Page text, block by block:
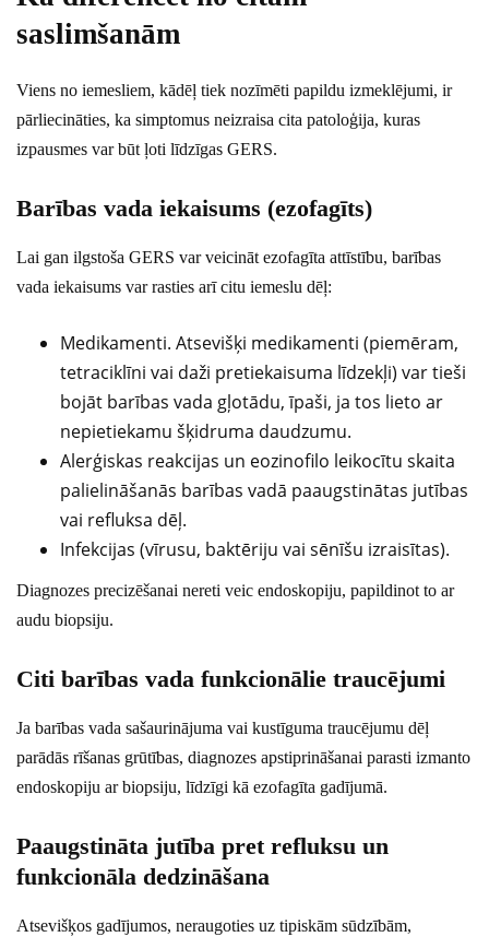
saslimšanām
Viens no iemesliem, kādēļ tiek nozīmēti papildu izmeklējumi, ir
pārliecināties, ka simptomus neizraisa cita patoloģija, kuras
izpausmes var būt ļoti līdzīgas GERS.
Barības vada iekaisums (ezofagīts)
Lai gan ilgstoša GERS var veicināt ezofagīta attīstību, barības
vada iekaisums var rasties arī citu iemeslu dēļ:
Medikamenti. Atsevišķi medikamenti (piemēram,
tetraciklīni vai daži pretiekaisuma līdzekļi) var tieši
bojāt barības vada gļotādu, īpaši, ja tos lieto ar
nepietiekamu šķidruma daudzumu.
Alerģiskas reakcijas un eozinofilo leikocītu skaita
palielināšanās barības vadā paaugstinātas jutības
vai refluksa dēļ.
Infekcijas (vīrusu, baktēriju vai sēnīšu izraisītas).
Diagnozes precizēšanai nereti veic endoskopiju, papildinot to ar
audu biopsiju.
Citi barības vada funkcionālie traucējumi
Ja barības vada sašaurinājuma vai kustīguma traucējumu dēļ
parādās rīšanas grūtības, diagnozes apstiprināšanai parasti izmanto
endoskopiju ar biopsiju, līdzīgi kā ezofagīta gadījumā.
Paaugstināta jutība pret refluksu un
funkcionāla dedzināšana
Atsevišķos gadījumos, neraugoties uz tipiskām sūdzībām,